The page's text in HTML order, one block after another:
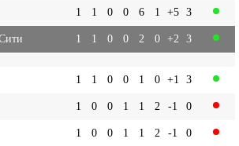
1 1 0 0 6 1 +5 3
1 1 0 0 2 0 +2
3
1 1 0 0 1 0 +1 3
1 0 0 1 1 2 -1 0
1 0 0 1 1 2 -1 0